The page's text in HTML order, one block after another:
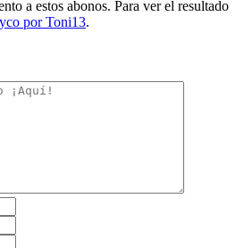
a estos abonos. Para ver el resultado
por Toni13.